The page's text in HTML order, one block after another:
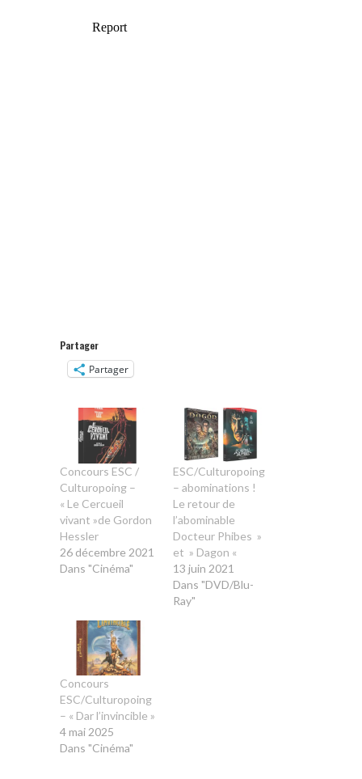
Partager
Partager
Concours ESC /
Culturopoing –
« Le Cercueil
vivant »de Gordon
Hessler
26 décembre 2021
Dans "Cinéma"
ESC/Culturopoing
– abominations !
Le retour de
l’abominable
Docteur Phibes »
et » Dagon «
13 juin 2021
Dans "DVD/Blu-
Ray"
Concours
ESC/Culturopoing
– « Dar l’invincible »
4 mai 2025
Dans "Cinéma"